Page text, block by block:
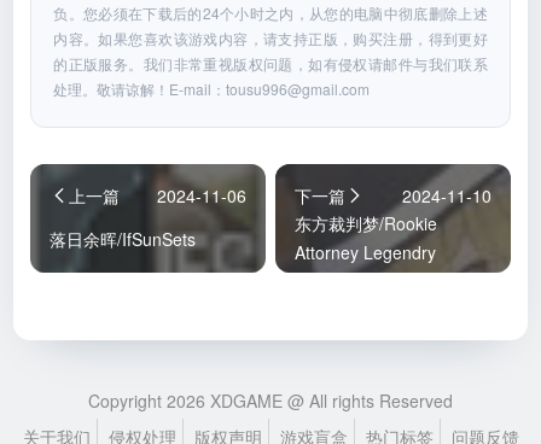
负。您必须在下载后的24个小时之内，从您的电脑中彻底删除上述
内容。如果您喜欢该游戏内容，请支持正版，购买注册，得到更好
的正版服务。我们非常重视版权问题，如有侵权请邮件与我们联系
处理。敬请谅解！E-mail：tousu996@gmail.com
上一篇
2024-11-06
落日余晖/IfSunSets
下一篇
2024-11-10
东方裁判梦/Rookie
Attorney Legendry
Copyright 2026 XDGAME @ All rights Reserved
关于我们
侵权处理 版权声明 游戏盲盒 热门标签 问题反馈